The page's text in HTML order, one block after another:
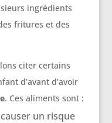
ingrédients
fritures et des
citer certains
d’avant d’avoir
. Ces aliments sont :
un risque